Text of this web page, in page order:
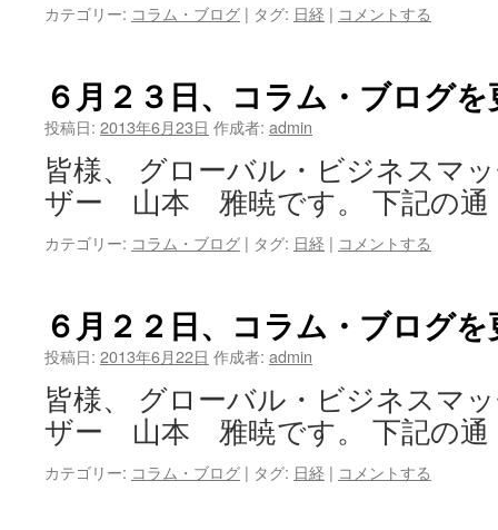
カテゴリー: コラム・ブログ | タグ: 日経 | コメントする
６月２３日、コラム・ブログ
投稿日: 2013年6月23日 作成者: admin
皆様、 グローバル・ビジネスマ
ザー 山本 雅暁です。 下記の
カテゴリー: コラム・ブログ | タグ: 日経 | コメントする
６月２２日、コラム・ブログ
投稿日: 2013年6月22日 作成者: admin
皆様、 グローバル・ビジネスマ
ザー 山本 雅暁です。 下記の
カテゴリー: コラム・ブログ | タグ: 日経 | コメントする